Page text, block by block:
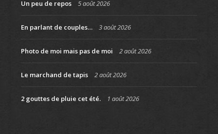
Un peu de repos 5 août 2026
En parlant de couples… 3 août 2026
Photo de moi mais pas de moi 2 août 2026
Le marchand de tapis 2 août 2026
2 gouttes de pluie cet été. 1 août 2026